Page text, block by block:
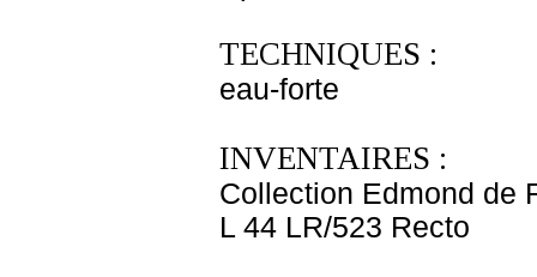
TECHNIQUES :
eau-forte
INVENTAIRES :
Collection Edmond de
L 44 LR/523 Recto